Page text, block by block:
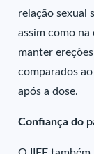
relação sexual
assim como na
manter
comparados
após a dose.
Confiança do